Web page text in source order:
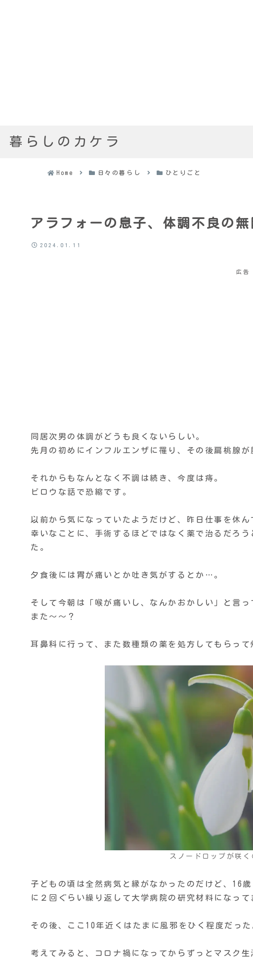
暮らしのカケラ
Home 日々の暮らし ひとりごと
アラフォーの息子、体調不良の
2024.01.11
広告
同居次男の体調がどうも良くないらしい。
先月の初めにインフルエンザに罹り、その後扁桃腺
それからもなんとなく不調は続き、今度は痔。
ビロウな話で恐縮です。
以前から気になっていたようだけど、昨日仕事を休ん
幸いなことに、手術するほどではなく薬で治るだろ
た。
夕食後には胃が痛いとか吐き気がするとか…。
そして今朝は「喉が痛いし、なんかおかしい」と言
また〜〜？
耳鼻科に行って、また数種類の薬を処方してもらって
スノードロップが咲
子どもの頃は全然病気と縁がなかったのだけど、16
に２回ぐらい繰り返して大学病院の研究材料になって
その後、ここ10年近くはたまに風邪をひく程度だった
考えてみると、コロナ禍になってからずっとマスク